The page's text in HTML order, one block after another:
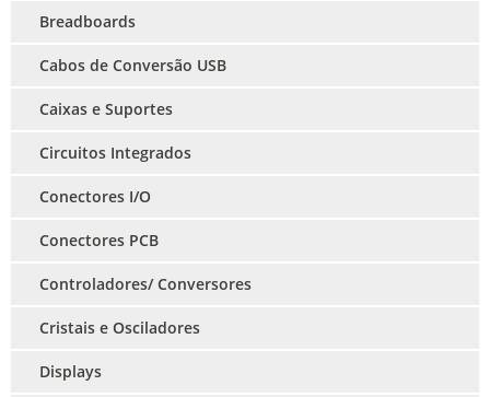
Breadboards
Cabos de Conversão USB
Caixas e Suportes
Circuitos Integrados
Conectores I/O
Conectores PCB
Controladores/ Conversores
Cristais e Osciladores
Displays